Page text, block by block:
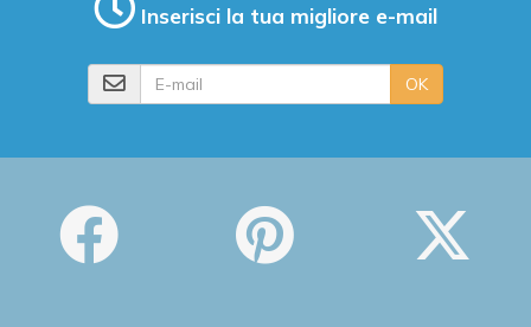
Inserisci la tua migliore e-mail
OK